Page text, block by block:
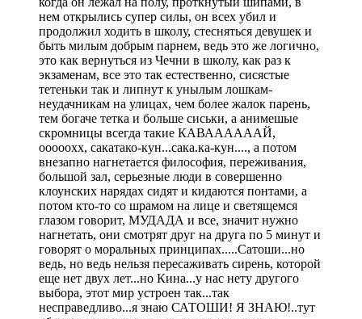
нем открылись супер силы, он всех убил и
продолжил ходить в школу, стесняться девушек и
быть милым добрым парнем, ведь это же логично,
это как вернуться из Чечни в школу, как раз к
экзаменам, все это так естественно, сисястые
тетеньки так и липнут к унылым лошкам-
неудачникам на улицах, чем более жалок парень,
тем богаче тетка и больше сиськи, а анимешые
скромницы всегда такие КАВААААААЙ,
ооооохх, сакатако-кун...сака.ка-кун...., а потом
внезапно нагнетается философия, переживания,
большой зал, серьезные люди в совершенно
клоунских нарядах сидят и кидаются понтами, а
потом кто-то со шрамом на лице и светящемся
глазом говорит, МУДАДА и все, значит нужно
нагнетать, они смотрят друг на друга по 5 минут и
говорят о моральных принципах.....Сатоши...но
ведь, но ведь нельзя пересаживать сирень, которой
еще нет двух лет...но Кина...у нас нету другого
выбора, этот мир устроен так...так
несправедливо...я знаю САТОШИ! Я ЗНАЮ!..тут